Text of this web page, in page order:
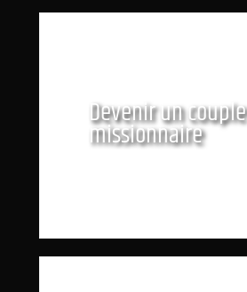
Devenir un couple
missionnaire